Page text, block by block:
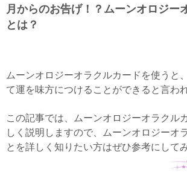
月からのお告げ！？ムーンオロジー
とは？
ムーンオロジーオラクルカードを使うと
て運を味方につけることができると言わ
この記事では、ムーンオロジーオラクル
しく説明しますので、ムーンオロジーオ
とを詳しく知りたい方はぜひ参考にして